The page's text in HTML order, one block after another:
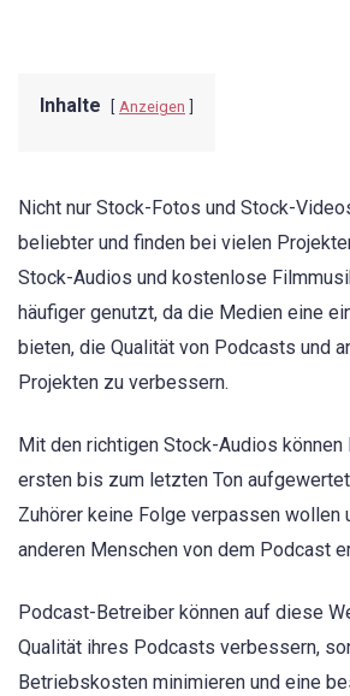
Inhalte Anzeigen
Nicht nur Stock-Fotos und Stock-
beliebter und finden bei vielen
Stock-Audios und kostenlose
häufiger genutzt, da die Medien eine
bieten, die Qualität von Podcasts und
Projekten zu verbessern.
Mit den richtigen Stock-Audios
ersten bis zum letzten Ton
Zuhörer keine Folge verpassen wollen
anderen Menschen von dem Podcast
Podcast-Betreiber können auf diese
Qualität ihres Podcasts verbessern,
Betriebskosten minimieren und eine